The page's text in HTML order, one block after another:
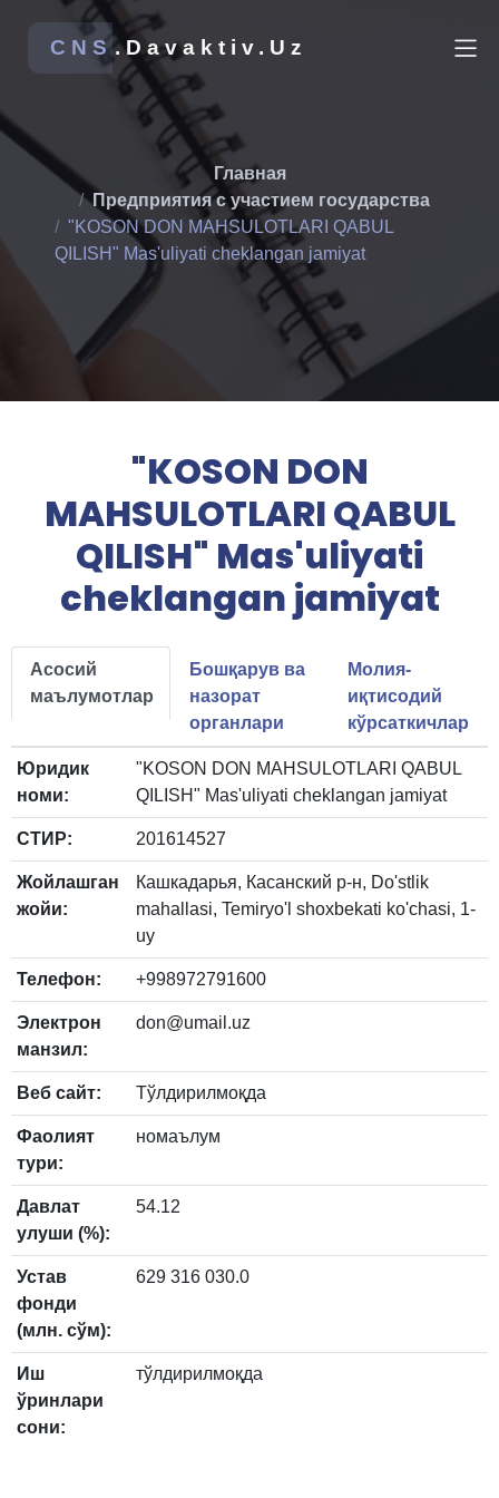
CNS .Davaktiv.Uz
Главная
Предприятия с участием государства
"KOSON DON MAHSULOTLARI QABUL
QILISH" Mas'uliyati cheklangan jamiyat
"KOSON DON
MAHSULOTLARI QABUL
QILISH" Mas'uliyati
cheklangan jamiyat
Асосий
маълумотлар
Бошқарув ва
назорат
органлари
Молия-
иқтисодий
кўрсаткичлар
Юридик
номи:
"KOSON DON MAHSULOTLARI QABUL
QILISH" Mas'uliyati cheklangan jamiyat
СТИР: 201614527
Жойлашган
жойи:
Кашкадарья, Касанский р-н, Do'stlik
mahallasi, Temiryo'l shoxbekati ko'chasi, 1-
uy
Телефон: +998972791600
Электрон
манзил:
don@umail.uz
Веб сайт: Тўлдирилмоқда
Фаолият
тури:
номаълум
Давлат
улуши (%):
54.12
Устав
фонди
(млн. сўм):
629 316 030.0
Иш
ўринлари
сони:
тўлдирилмоқда